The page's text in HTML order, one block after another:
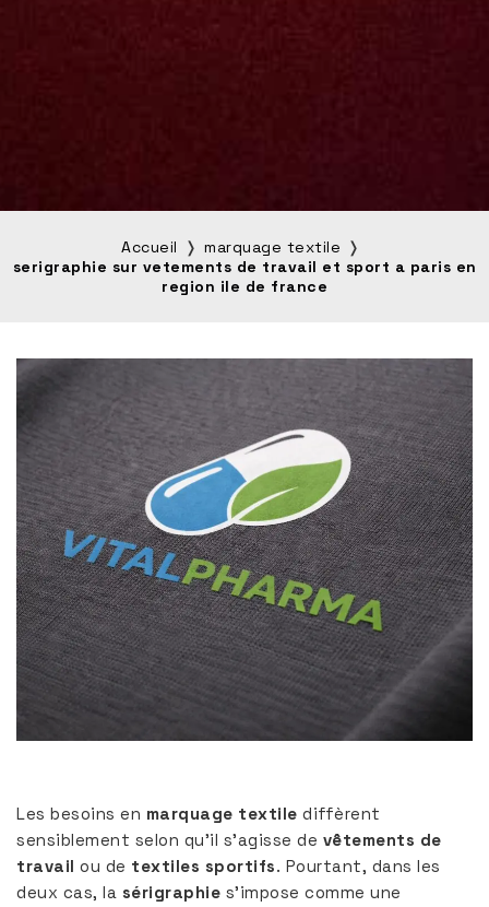
Accueil
marquage textile
serigraphie sur vetements de travail et sport a paris en
region ile de france
Les besoins en marquage textile diffèrent
sensiblement selon qu’il s’agisse de vêtements de
travail ou de textiles sportifs. Pourtant, dans les
deux cas, la sérigraphie s’impose comme une